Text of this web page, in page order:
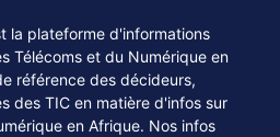
la plateforme d'informations
Télécoms et du Numérique en
référence des décideurs,
des TIC en matière d'infos sur
en Afrique. Nos infos